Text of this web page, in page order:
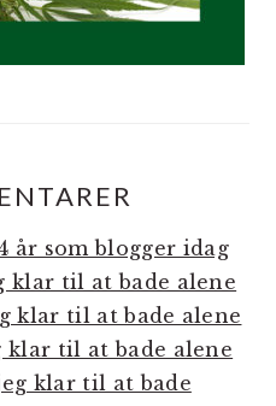
år som blogger idag
klar til at bade alene
klar til at bade alene
klar til at bade alene
klar til at bade